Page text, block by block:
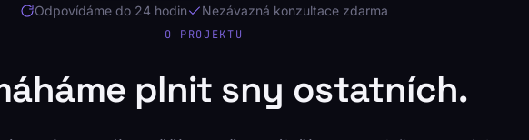
Odpovídáme do 24 hodin Nezávazná konzultace zdarma
O PROJEKTU
plnit sny ostatních.